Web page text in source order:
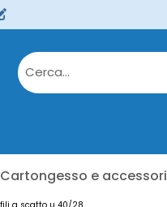
Cartongesso e accessori